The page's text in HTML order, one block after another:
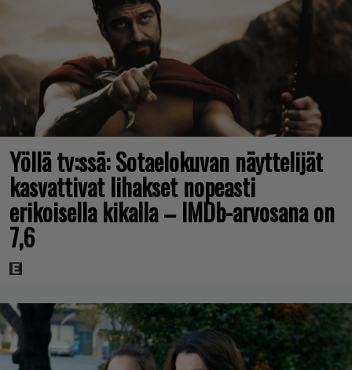
Yöllä tv:ssä: Sotaelokuvan näyttelijät
kasvattivat lihakset nopeasti
erikoisella kikalla – IMDb-arvosana on
7,6